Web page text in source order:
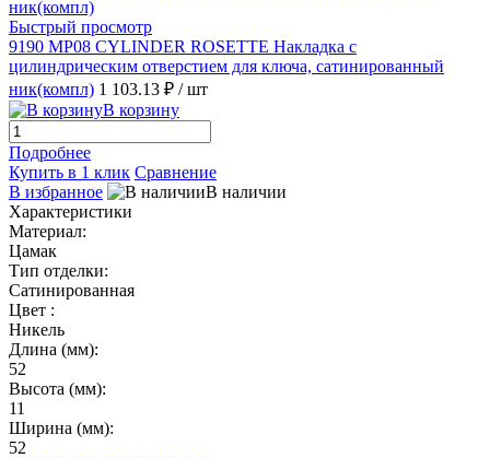
Быстрый просмотр
9190 MP08 CYLINDER ROSETTE Накладка с
цилиндрическим отверстием для ключа, сатинированный
ник(компл) 1 103.13 ₽ / шт
В корзину
Подробнее
Купить в 1 клик Сравнение
В избранное
В наличии
Характеристики
Материал:
Цамак
Тип отделки:
Сатинированная
Цвет :
Никель
Длина (мм):
52
Высота (мм):
11
Ширина (мм):
52